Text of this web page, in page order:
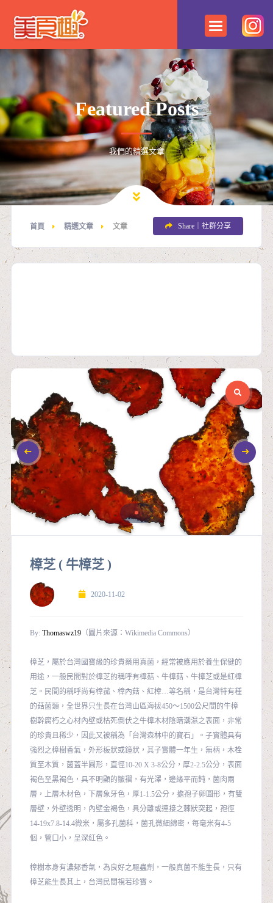
Featured Posts
我們的精選文章
首頁 精選文章 文章 Share｜社群分享
樟芝 ( 牛樟芝 )
2020-11-02
By: Thomaswz19（圖片來源：Wikimedia Commons）
樟芝，屬於台灣國寶級的珍貴藥用真菌，經常被應用於養生保健的
用途，一般民間對於樟芝的稱呼有樟菇、牛樟菇、牛樟芝或是紅樟
芝。民間的稱呼尚有樟菰、樟內菇、紅樟…等名稱，是台灣特有種
的菇菌類，全世界只生長在台灣山區海拔450～1500公尺間的牛樟
樹幹腐朽之心材內壁或枯死倒伏之牛樟木材陰暗潮濕之表面，非常
的珍貴且稀少，因此又被稱為「台灣森林中的寶石」。子實體具有
強烈之樟樹香氣，外形板狀或鐘狀，其子實體一年生，無柄，木栓
質至木質，菌蓋半圓形，直徑10-20 X 3-8公分，厚2-2.5公分，表面
褐色至黑褐色，具不明顯的皺褶，有光澤，邊緣平而鈍，菌肉兩
層，上層木材色，下層象牙色，厚1-1.5公分，擔孢子卵圓形，有雙
層壁，外壁透明，內壁金褐色，具分離或連接之棘狀突起，孢徑
14-19x7.8-14.4微米，屬多孔菌科，菌孔微細綿密，每毫米有4-5
個，管口小，呈深紅色。
樟樹本身有濃郁香氣，為良好之驅蟲劑，一般真菌不能生長，只有
樟芝能生長其上，台灣民間視若珍寶。